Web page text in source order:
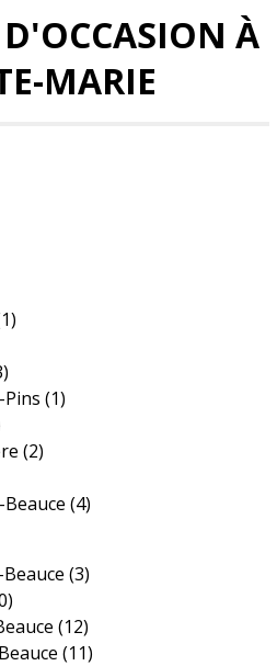
À
MARIE
Pins(1)
(2)
Beauce(4)
Beauce(3)
(12)
(11)